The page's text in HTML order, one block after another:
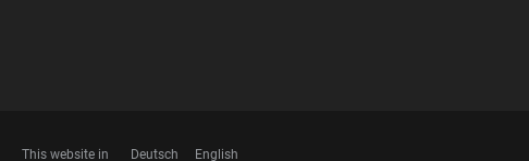
This website in Deutsch English